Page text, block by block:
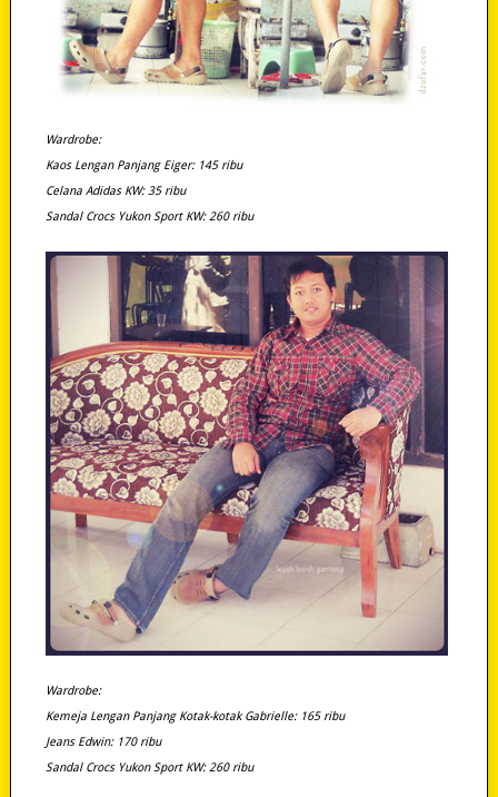
Wardrobe:
Kaos Lengan Panjang Eiger: 145 ribu
Celana Adidas KW: 35 ribu
Sandal Crocs Yukon Sport KW: 260 ribu
Wardrobe:
Kemeja Lengan Panjang Kotak-kotak Gabrielle: 165 ribu
Jeans Edwin: 170 ribu
Sandal Crocs Yukon Sport KW: 260 ribu